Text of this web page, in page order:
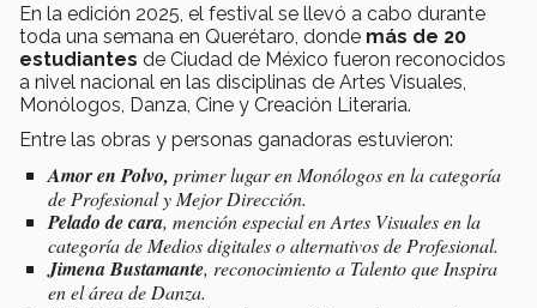
En la edición 2025, el festival se llevó a cabo durante
toda una semana en Querétaro, donde más de 20
estudiantes de Ciudad de México fueron reconocidos
a nivel nacional en las disciplinas de Artes Visuales,
Monólogos, Danza, Cine y Creación Literaria.
Entre las obras y personas ganadoras estuvieron:
Amor en Polvo, primer lugar en Monólogos en la categoría
de Profesional y Mejor Dirección.
Pelado de cara, mención especial en Artes Visuales en la
categoría de Medios digitales o alternativos de Profesional.
Jimena Bustamante, reconocimiento a Talento que Inspira
en el área de Danza.